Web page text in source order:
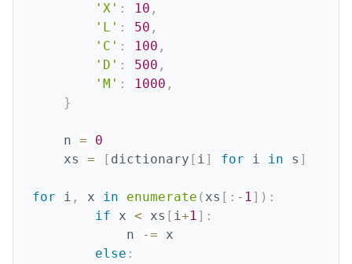
'X' : 10 ,
'L' : 50 ,
'C' : 100 ,
'D' : 500 ,
'M' : 1000 ,
}
    n
=
0
    xs
= [ dictionary [ i] for i in s ]
for i , x in enumerate ( xs [ : - 1] ) :
if x < xs [ i+1] :
            n
-= x
else :